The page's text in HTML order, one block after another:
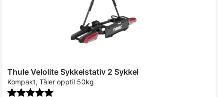
Thule Velolite Sykkelstativ 2 Sykkel
Kompakt, Tåler opptil 50kg
Karakter: